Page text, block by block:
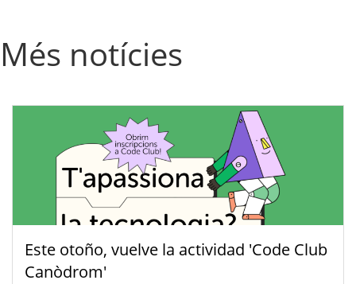
Més notícies
Este otoño, vuelve la actividad 'Code Club
Canòdrom'